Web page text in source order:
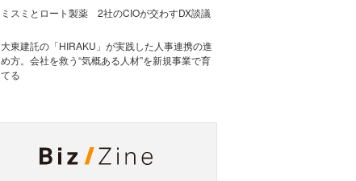
ミスミとロート製薬 2社のCIOが交わすDX談議
大東建託の「HIRAKU」が実践した人事連携の進
め方。会社を救う“気概ある人材”を新規事業で育
てる